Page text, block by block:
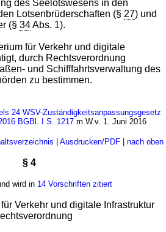
des Seelotswesens in den
Lotsenbrüderschaften (§ 27) und
(§34Abs. 1).
für Verkehr und digitale
durch Rechtsverordnung
und Schifffahrtsverwaltung des
zu bestimmen.
24 WSV-Zuständigkeitsanpassungsgesetz
BGBl. I S. 1217 m.W.v. 1. Juni 2016
Ausdrucken/PDF| nach oben
§ 4
wird in 14 Vorschriften zitiert
Verkehr und digitale Infrastruktur